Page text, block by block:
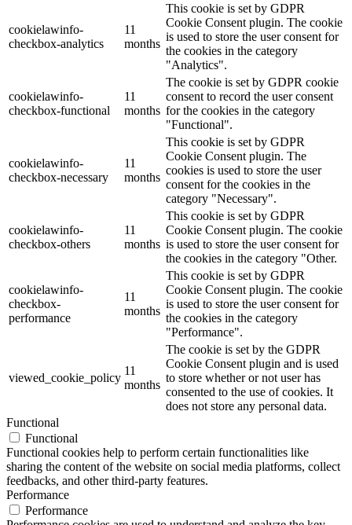
cookielawinfo-
checkbox-analytics
11
months
This cookie is set by GDPR
Cookie Consent plugin. The cookie
is used to store the user consent for
the cookies in the category
"Analytics".
cookielawinfo-
checkbox-functional
11
months
The cookie is set by GDPR cookie
consent to record the user consent
for the cookies in the category
"Functional".
cookielawinfo-
checkbox-necessary
11
months
This cookie is set by GDPR
Cookie Consent plugin. The
cookies is used to store the user
consent for the cookies in the
category "Necessary".
cookielawinfo-
checkbox-others
11
months
This cookie is set by GDPR
Cookie Consent plugin. The cookie
is used to store the user consent for
the cookies in the category "Other.
cookielawinfo-
checkbox-
performance
11
months
This cookie is set by GDPR
Cookie Consent plugin. The cookie
is used to store the user consent for
the cookies in the category
"Performance".
viewed_cookie_policy
11
months
The cookie is set by the GDPR
Cookie Consent plugin and is used
to store whether or not user has
consented to the use of cookies. It
does not store any personal data.
Functional
Functional
Functional cookies help to perform certain functionalities like
sharing the content of the website on social media platforms, collect
feedbacks, and other third-party features.
Performance
Performance